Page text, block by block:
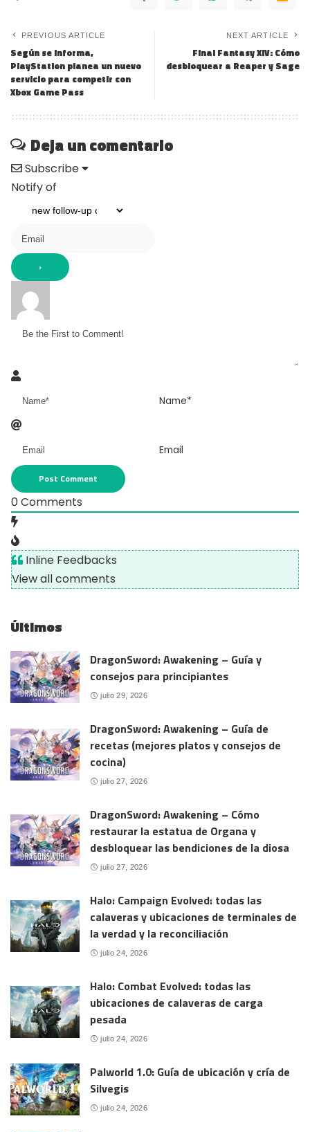
PREVIOUS ARTICLE
Según se informa,
PlayStation planea un nuevo
servicio para competir con
Xbox Game Pass
NEXT ARTICLE
Final Fantasy XIV: Cómo
desbloquear a Reaper y Sage
Deja un comentario
Subscribe
Notify of
Name*
Email
0Comments
Inline Feedbacks
View all comments
Últimos
DragonSword: Awakening – Guía y
consejos para principiantes
julio 29, 2026
DragonSword: Awakening – Guía de
recetas (mejores platos y consejos de
cocina)
julio 27, 2026
DragonSword: Awakening – Cómo
restaurar la estatua de Organa y
desbloquear las bendiciones de la diosa
julio 27, 2026
Halo: Campaign Evolved: todas las
calaveras y ubicaciones de terminales de
la verdad y la reconciliación
julio 24, 2026
Halo: Combat Evolved: todas las
ubicaciones de calaveras de carga
pesada
julio 24, 2026
Palworld 1.0: Guía de ubicación y cría de
Silvegis
julio 24, 2026